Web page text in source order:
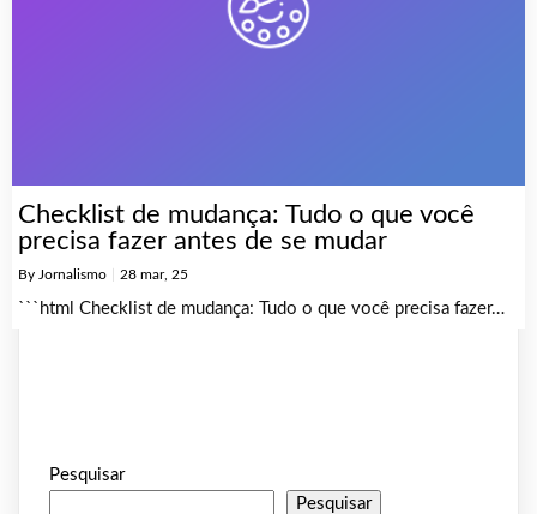
Checklist de mudança: Tudo o que você
precisa fazer antes de se mudar
By Jornalismo 28 mar, 25
```html Checklist de mudança: Tudo o que você precisa fazer…
Pesquisar
Pesquisar